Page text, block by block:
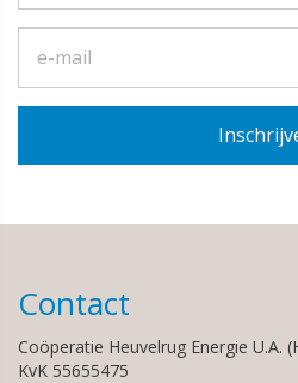
Contact
Coöperatie Heuvelrug Energie U.A.
KvK 55655475